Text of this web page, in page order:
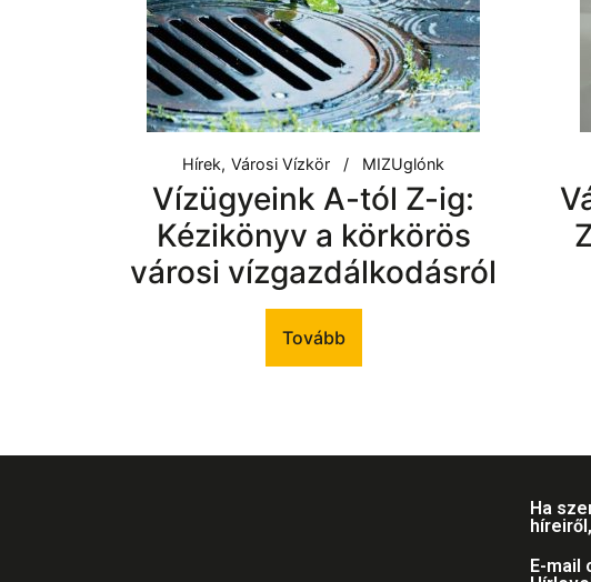
Hírek Városi Vízkör MIZUglónk
Vízügyeink A-tól Z-ig:
Kézikönyv a körkörös
városi vízgazdálkodásról
Tovább
Ha
E-mail